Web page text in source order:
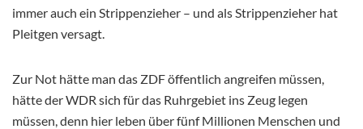
immer auch ein Strippenzieher – und als Strippenzieher hat
Pleitgen versagt.
Zur Not hätte man das ZDF öffentlich angreifen müssen,
hätte der WDR sich für das Ruhrgebiet ins Zeug legen
müssen, denn hier leben über fünf Millionen Menschen und